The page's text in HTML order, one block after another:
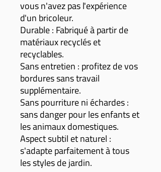
vous n'avez pas l'expérience
d'un bricoleur.
Durable : Fabriqué à partir de
matériaux recyclés et
recyclables.
Sans entretien : profitez de vos
bordures sans travail
supplémentaire.
Sans pourriture ni échardes :
sans danger pour les enfants et
les animaux domestiques.
Aspect subtil et naturel :
s'adapte parfaitement à tous
les styles de jardin.